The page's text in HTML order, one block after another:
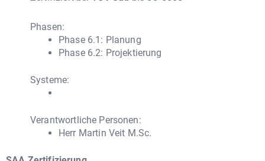
Phasen:
Phase 6.1: Planung
Phase 6.2: Projektierung
Systeme:
Verantwortliche Personen:
Herr Martin Veit M.Sc.